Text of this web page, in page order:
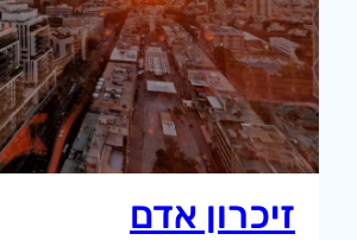
זיכרון אדם